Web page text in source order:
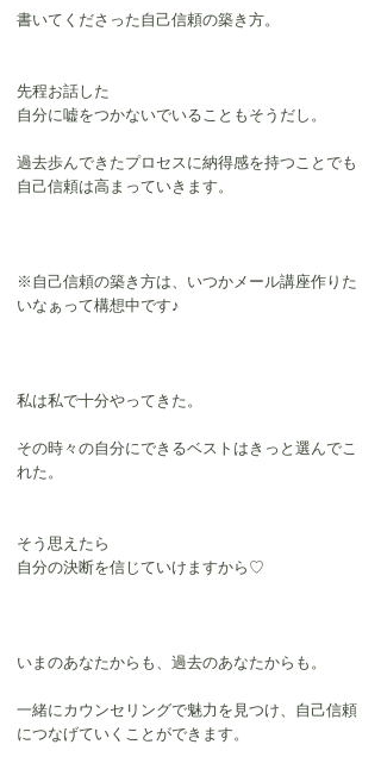
書いてくださった自己信頼の築き方。
先程お話した
自分に嘘をつかないでいることもそうだし。
過去歩んできたプロセスに納得感を持つことでも
自己信頼は高まっていきます。
※自己信頼の築き方は、いつかメール講座作りた
いなぁって構想中です♪
私は私で十分やってきた。
その時々の自分にできるベストはきっと選んでこ
れた。
そう思えたら
自分の決断を信じていけますから♡
いまのあなたからも、過去のあなたからも。
一緒にカウンセリングで魅力を見つけ、自己信頼
につなげていくことができます。